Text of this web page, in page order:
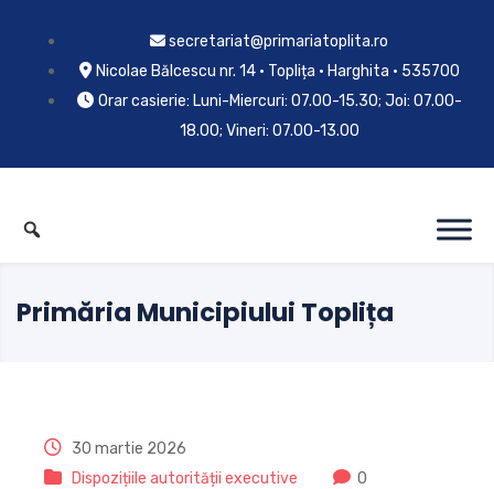
secretariat@primariatoplita.ro
Nicolae Bălcescu nr. 14 • Toplița • Harghita • 535700
Orar casierie: Luni-Miercuri: 07.00-15.30; Joi: 07.00-
18.00; Vineri: 07.00-13.00
Primăria Municipiului Toplița
30 martie 2026
Dispozițiile autorității executive
0